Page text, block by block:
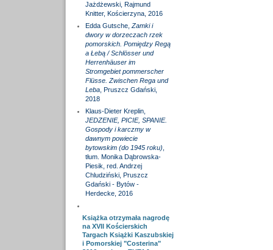
Jażdżewski, Rajmund
Knitter, Kościerzyna, 2016
Edda Gutsche, Zamki i
dwory w dorzeczach rzek
pomorskich. Pomiędzy Regą
a Łebą / Schlösser und
Herrenhäuser im
Stromgebiet pommerscher
Flüsse. Zwischen Rega und
Leba, Pruszcz Gdański,
2018
Klaus-Dieter Kreplin,
JEDZENIE, PICIE, SPANIE.
Gospody i karczmy w
dawnym powiecie
bytowskim (do 1945 roku)
tłum. Monika Dąbrowska-
Piesik, red. Andrzej
Chludziński, Pruszcz
Gdański - Bytów -
Herdecke, 2016
Książka otrzymała nagrodę
na XVII Kościerskich
Targach Książki Kaszubskiej
i Pomorskiej "Costerina"